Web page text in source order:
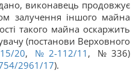
виконавець продовжує
залучення іншого майна
такого майна оскаржить
(постанови Верховного
20, №2-112/11 , №336)
2961/17).